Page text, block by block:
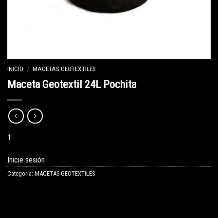
INICIO / MACETAS GEOTEXTILES
Maceta Geotextil 24L Pochita
1
Inicie sesión
Categoría: MACETAS GEOTEXTILES